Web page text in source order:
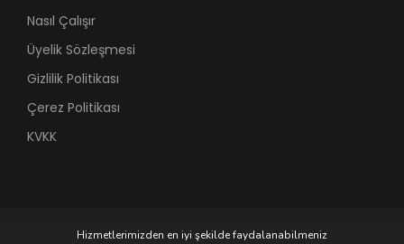
Nasıl Çalışır
Üyelik Sözleşmesi
Gizlilik Politikası
Çerez Politikası
KVKK
Hizmetlerimizden en iyi şekilde faydalanabilmeniz